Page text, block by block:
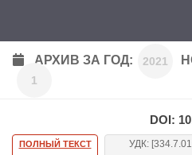
АрхивАРХИВ ЗА ГОД: 2021
1
DOI:
ПОЛНЫЙ ТЕКСТ
УДК: